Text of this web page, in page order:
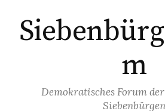
zum
Inhalt
m
Demokratisches Forum
Siebenbürgen